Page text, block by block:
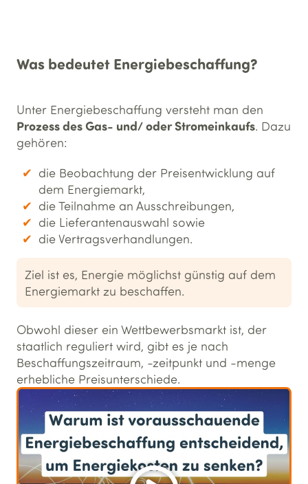
Was bedeutet Energiebeschaffung?
Unter Energiebeschaffung versteht man den
Prozess des Gas- und/ oder Stromeinkaufs. Dazu
gehören:
die Beobachtung der Preisentwicklung auf
dem Energiemarkt,
die Teilnahme an Ausschreibungen,
die Lieferantenauswahl sowie
die Vertragsverhandlungen.
Ziel ist es, Energie möglichst günstig auf dem
Energiemarkt zu beschaffen.
Obwohl dieser ein Wettbewerbsmarkt ist, der
staatlich reguliert wird, gibt es je nach
Beschaffungszeitraum, -zeitpunkt und -menge
erhebliche Preisunterschiede.